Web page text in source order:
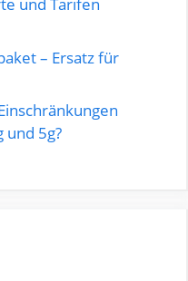
– Ersatz für
und 5g?